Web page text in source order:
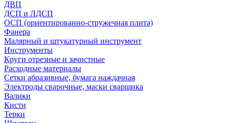
ДВП
ДСП и ЛДСП
ОСП (ориентированно-стружечная плита)
Фанера
Малярный и штукатурный инструмент
Инструменты
Круги отрезные и зачистные
Расходные материалы
Сетки абразивные, бумага наждачная
Электроды сварочные, маски сварщика
Валики
Кисти
Терки